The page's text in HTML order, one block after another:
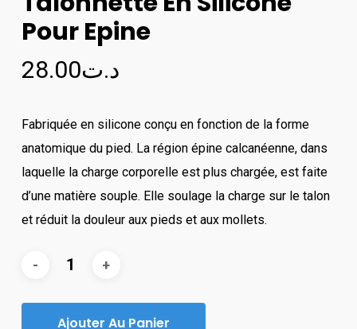
Pour Epine
د.ت28.00
Fabriquée en silicone conçu en fonction de la forme
anatomique du pied. La région épine calcanéenne, dans
laquelle la charge corporelle est plus chargée, est faite
d’une matière souple. Elle soulage la charge sur le talon
et réduit la douleur aux pieds et aux mollets.
Ajouter Au Panier